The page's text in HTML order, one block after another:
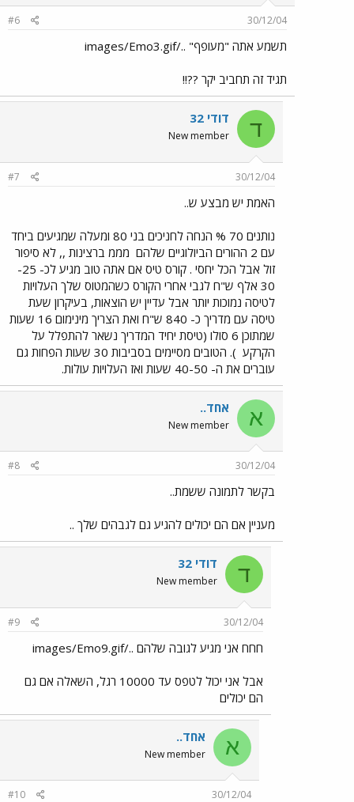
30/12/04
#6
תשמע אתה "מעופף" ../images/Emo3.gif
תגיד זה תחביב יקר ??!!
ד דודי 32
New member
30/12/04
#7
האמת יש מבצע ש..
נותנים 70 % הנחה לחניכים בני 80 ומעלה שמגיעים ביחד
עם 2 ההורים הביולוגיים שלהם
מממ ברצינות ,, לא סיפור
זול אבל הכל יחסי . קורס טיס אם אתה טוב מגיע לכ- 25-
30 אלף ש"ח לגבי אחרי הקורס כשהמטוס שלך העלויות
לטיסה נמוכות יותר אבל עדיין יש הוצאות, בעיקרון שעת
טיסה עם מדריך כ- 840 ש"ח ואת הצריך מינימום 16 שעות
שמתוכן 6 סולו (טיסת יחיד המדריך נשאר להתפלל על
הקרקע
). הטובים מסיימים בסביבות 30 שעות הפחות גם
עוברים את ה- 40-50 שעות ואז העלויות עולות.
א אחד..
New member
30/12/04
#8
בקשר לתמונה ששמת..
מעניין אם הם יכולים להגיע גם לגבהים שלך ..
ד דודי 32
New member
30/12/04
#9
חחח אני מגיע לגובה שלהם ../images/Emo9.gif
אבל אני יכול לטפס עד 10000 רגל, השאלה אם גם
הם יכולים
א אחד..
New member
30/12/04
#10